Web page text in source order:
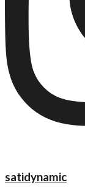
satidynamic